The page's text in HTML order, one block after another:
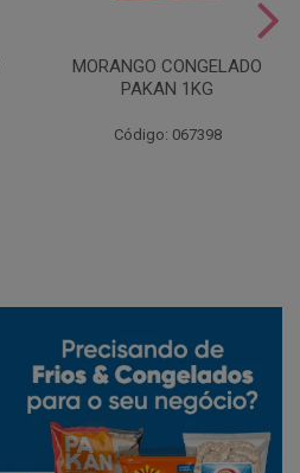
MORANGO CONGELADO
PAKAN 1KG
Código: 067398